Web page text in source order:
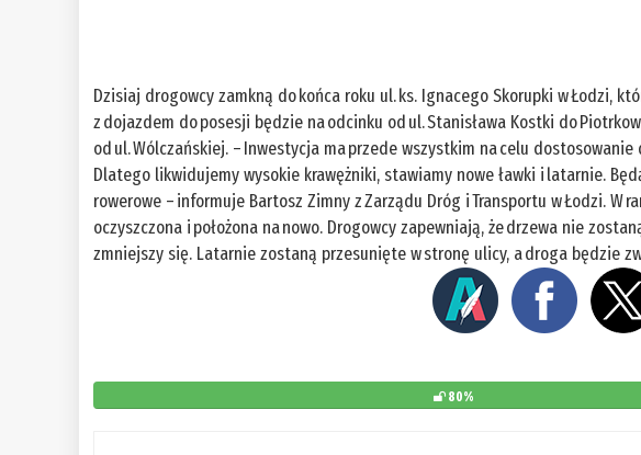
Dzisiaj drogowcy zamkną do końca roku ul. ks. Ignacego Skorupki w Łodzi,
z dojazdem do posesji będzie na odcinku od ul. Stanisława Kostki do
od ul. Wólczańskiej. – Inwestycja ma przede wszystkim na celu
Dlatego likwidujemy wysokie krawężniki, stawiamy nowe ławki i latarnie.
rowerowe – informuje Bartosz Zimny z Zarządu Dróg i Transportu w Łodzi. W
oczyszczona i położona na nowo. Drogowcy zapewniają, że drzewa nie
zmniejszy się. Latarnie zostaną przesunięte w stronę ulicy, a droga będzie
80%